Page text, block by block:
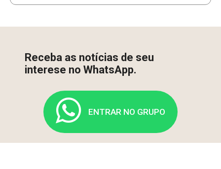
Receba as notícias de seu
interese no WhatsApp.
ENTRAR NO GRUPO